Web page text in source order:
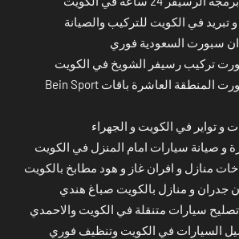
تبريد في الكويت للتركيب والصيانة
سبورت السعودية فوري
تركيب رسيفر الشويخ في الكويت
اشتراك بي ان سبورت المنطقة العاشرة باقات Bein Sport
و تواير في الكويت و الجهراء
و صيانة سيارات امام المنزل في الكويت
منازل و افران غاز و هود مطابخ بالكويت
جدران و منازل بالكويت صباغ هندي
سيارات متنقلة في الكويت والاحمدي
السيارات في الكويت وتنظيف فوري